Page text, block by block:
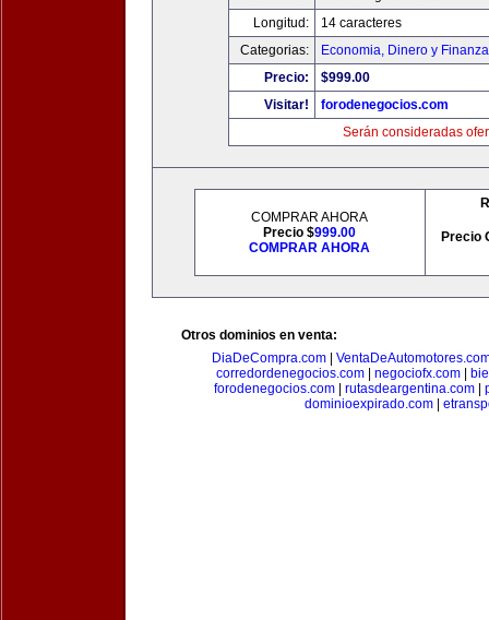
Longitud:
14 caracteres
Categorias:
Economia, Dinero y
Precio:
$999.00
Visitar!
forodenegocios.com
Serán consideradas
COMPRAR AHORA
Precio $999.00
COMPRAR AHORA
Precio
Otros dominios en venta:
DiaDeCompra.com|
corredordenegocios.com
negociofx.com
forodenegocios.com| rutasdeargentina.com|
dominioexpirado.com|